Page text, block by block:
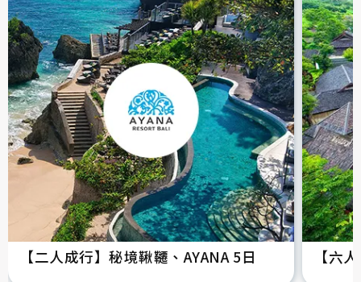
【二人成行】秘境鞦韆、AYANA 5日 【六